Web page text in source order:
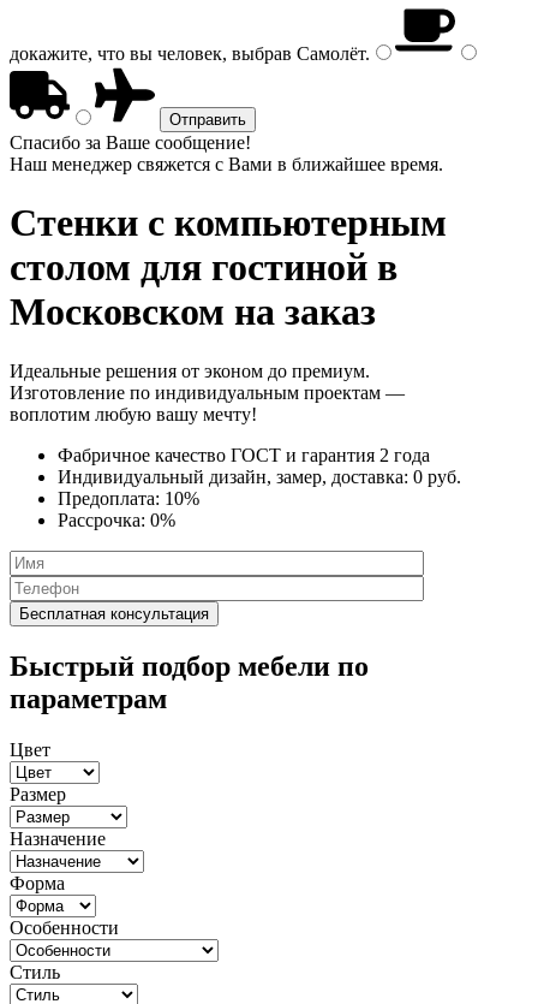
докажите, что вы человек, выбрав Самолёт.
Спасибо за Ваше сообщение!
Наш менеджер свяжется с Вами в ближайшее время.
Стенки с компьютерным
столом для гостиной в
Московском на заказ
Идеальные решения от эконом до премиум.
Изготовление по индивидуальным проектам —
воплотим любую вашу мечту!
Фабричное качество ГОСТ и гарантия 2 года
Индивидуальный дизайн, замер, доставка: 0 руб.
Предоплата: 10%
Рассрочка: 0%
Быстрый подбор мебели по
параметрам
Цвет
Размер
Назначение
Форма
Особенности
Стиль